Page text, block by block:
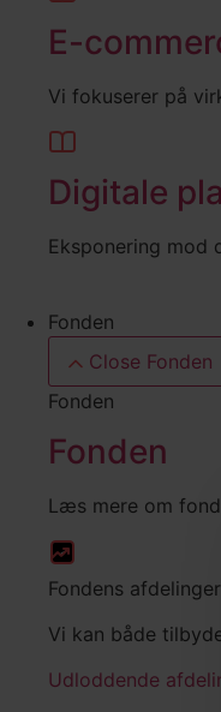
E-
Vi fokuserer på
Digitale
Eksponering mod
Fonden
Close Fonden
Fonden
Fonden
Læs mere om
Fondens afdelinger
Vi kan både
Udloddende